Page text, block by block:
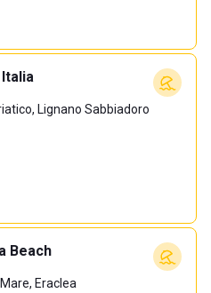
Lignano Sabbiadoro
Beach
Eraclea